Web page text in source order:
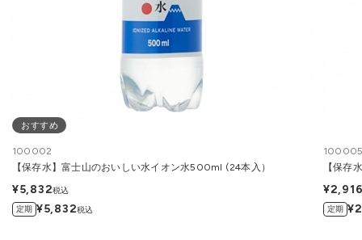
おすすめ
100002
【保存水】富士山のおいしい水イオン水500ml (24本入）
¥5,832税込
定期 ¥5,832税込
【保存
定期